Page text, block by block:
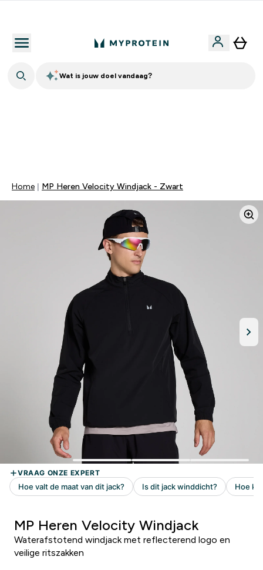
Wat is jouw doel vandaag?
Home MP Heren Velocity Windjack - Zwart
MP Heren Velocity Windjack
Waterafstotend windjack met reflecterend logo en
veilige ritszakken